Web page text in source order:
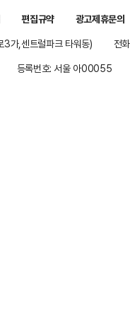
편집규약
광고제휴문의
3가,센트럴파크 타워동)
전
등록번호: 서울 아00055